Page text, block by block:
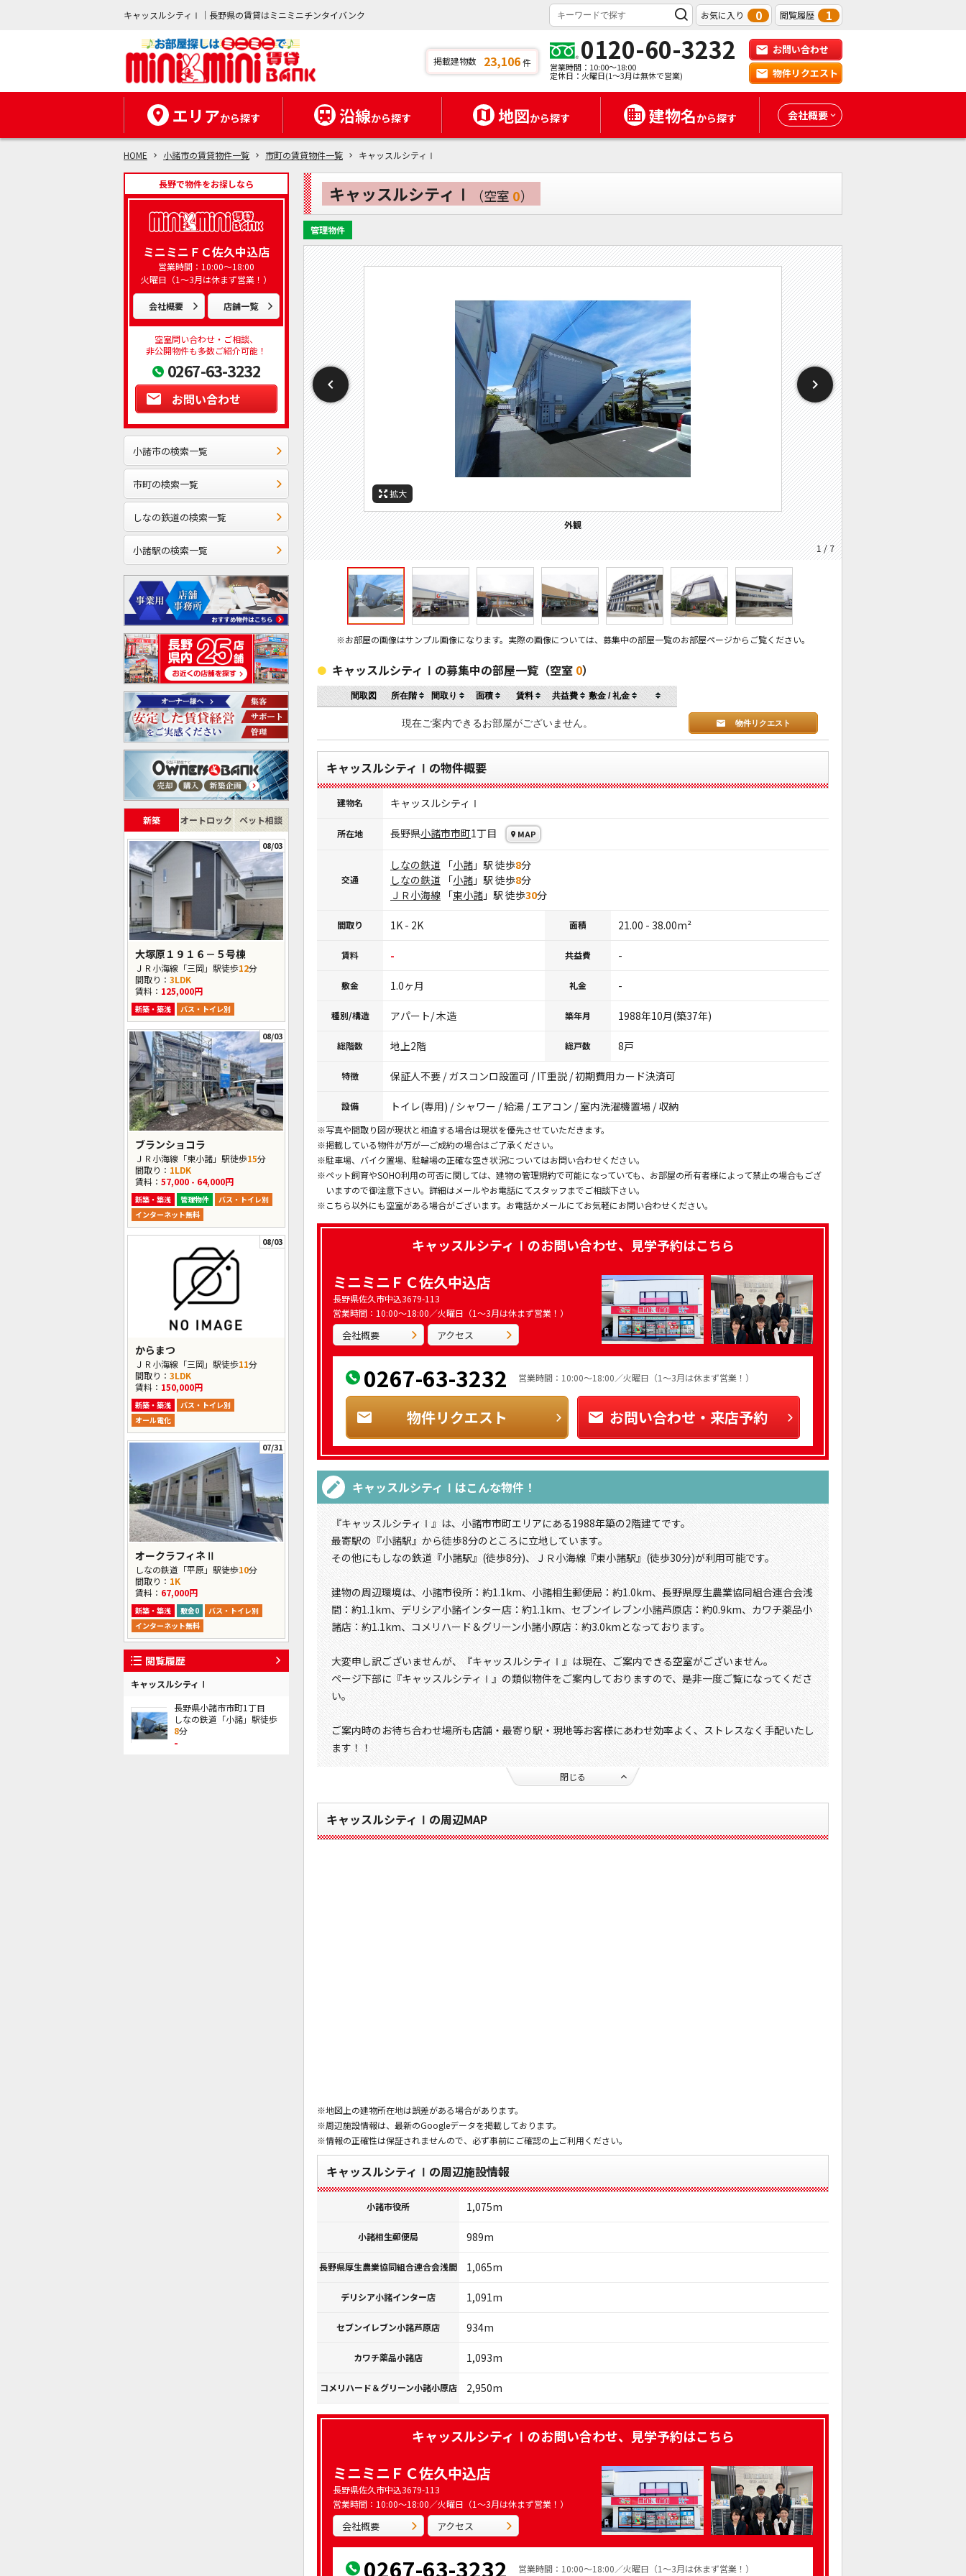
キャッスルシティⅠ｜長野県の賃貸はミニミニチンタイバンク お気に入り 0 閲覧履歴 1
掲載建物数 23,106件 0120-60-3232
営業時間：10:00～18:00
定休日：火曜日(1～3月は無休で営業)
お問い合わせ
物件リクエスト
エリアから探す 沿線から探す 地図から探す 建物名から探す 会社概要
HOME 小諸市の賃貸物件一覧 市町の賃貸物件一覧 キャッスルシティⅠ
長野で物件をお探しなら
ミニミニＦＣ佐久中込店
営業時間：10:00～18:00
火曜日（1～3月は休まず営業！）
会社概要 店舗一覧
空室問い合わせ・ご相談、
非公開物件も多数ご紹介可能！
0267-63-3232
お問い合わせ
小諸市の検索一覧
市町の検索一覧
しなの鉄道の検索一覧
小諸駅の検索一覧
新築 オートロック ペット相談
08/03
大塚原１９１６－５号棟
ＪＲ小海線「三岡」駅徒歩12分
間取り： 3LDK
賃料： 125,000円
新築・築浅 バス・トイレ別
08/03
ブランショコラ
ＪＲ小海線「東小諸」駅徒歩15分
間取り： 1LDK
賃料： 57,000 - 64,000円
新築・築浅 管理物件
バス・トイレ別
インターネット無料
08/03
からまつ
ＪＲ小海線「三岡」駅徒歩11分
間取り： 3LDK
賃料： 150,000円
新築・築浅
バス・トイレ別
オール電化
07/31
オークラフィネⅡ
しなの鉄道「平原」駅徒歩10分
間取り： 1K
賃料： 67,000円
新築・築浅 敷金0
バス・トイレ別
インターネット無料
閲覧履歴
キャッスルシティⅠ
長野県小諸市市町1丁目
しなの鉄道「小諸」駅徒歩
8分
-
キャッスルシティⅠ （空室 0）
管理物件
拡大
外観
1 / 7
拡大
周辺施設：ドラックストア
拡大
周辺施設：コンビニ
拡大
周辺施設：スーパー
拡大
周辺施設：病院
拡大
周辺施設：郵便局
拡大
周辺施設：役所
※お部屋の画像はサンプル画像になります。実際の画像については、募集中の部屋一覧のお部屋ページからご覧ください。
キャッスルシティⅠの募集中の部屋一覧（空室 0）
間取図 所在階 間取り 面積 賃料 共益費 敷金 / 礼金
現在ご案内できるお部屋がございません。 物件リクエスト
キャッスルシティⅠの物件概要
建物名 キャッスルシティⅠ
所在地 長野県小諸市市町1丁目 MAP
交通
しなの鉄道 「小諸 」駅 徒歩8分
しなの鉄道 「小諸 」駅 徒歩8分
ＪＲ小海線 「東小諸 」駅 徒歩30分
間取り 1K - 2K 面積 21.00 - 38.00m²
賃料 - 共益費 -
敷金 1.0ヶ月 礼金 -
種別/構造 アパート/ 木造 築年月 1988年10月(築37年)
総階数 地上2階 総戸数 8戸
特徴 保証人不要 / ガスコンロ設置可 / IT重説 / 初期費用カード決済可
設備 トイレ(専用) / シャワー / 給湯 / エアコン / 室内洗濯機置場 / 収納
※写真や間取り図が現状と相違する場合は現状を優先させていただきます。
※掲載している物件が万が一ご成約の場合はご了承ください。
※駐車場、バイク置場、駐輪場の正確な空き状況についてはお問い合わせください。
※ペット飼育やSOHO利用の可否に関しては、建物の管理規約で可能になっていても、お部屋の所有者様によって禁止の場合もござ
いますので御注意下さい。詳細はメールやお電話にてスタッフまでご相談下さい。
※こちら以外にも空室がある場合がございます。お電話かメールにてお気軽にお問い合わせください。
キャッスルシティⅠ のお問い合わせ、見学予約はこちら
ミニミニＦＣ佐久中込店
長野県佐久市中込3679-113
営業時間：10:00～18:00／火曜日（1～3月は休まず営業！）
会社概要 アクセス
0267-63-3232 営業時間：10:00～18:00／火曜日（1～3月は休まず営業！）
物件リクエスト お問い合わせ・来店予約
キャッスルシティⅠ はこんな物件！
『キャッスルシティⅠ』は、小諸市市町エリアにある1988年築の2階建てです。
最寄駅の『小諸駅』から徒歩8分のところに立地しています。
その他にもしなの鉄道『小諸駅』(徒歩8分)、ＪＲ小海線『東小諸駅』(徒歩30分)が利用可能です。
建物の周辺環境は、小諸市役所：約1.1km、小諸相生郵便局：約1.0km、長野県厚生農業協同組合連合会浅
間：約1.1km、デリシア小諸インター店：約1.1km、セブンイレブン小諸芦原店：約0.9km、カワチ薬品小
諸店：約1.1km、コメリハード＆グリーン小諸小原店：約3.0kmとなっております。
大変申し訳ございませんが、『キャッスルシティⅠ』は現在、ご案内できる空室がございません。
ページ下部に『キャッスルシティⅠ』の類似物件をご案内しておりますので、是非一度ご覧になってくださ
い。
ご案内時のお待ち合わせ場所も店舗・最寄り駅・現地等お客様にあわせ効率よく、ストレスなく手配いたし
ます！！
閉じる
キャッスルシティⅠの周辺MAP
※地図上の建物所在地は誤差がある場合があります。
※周辺施設情報は、最新のGoogleデータを掲載しております。
※情報の正確性は保証されませんので、必ず事前にご確認の上ご利用ください。
キャッスルシティⅠの周辺施設情報
小諸市役所 1,075m
小諸相生郵便局 989m
長野県厚生農業協同組合連合会浅間 1,065m
デリシア小諸インター店 1,091m
セブンイレブン小諸芦原店 934m
カワチ薬品小諸店 1,093m
コメリハード＆グリーン小諸小原店 2,950m
キャッスルシティⅠ のお問い合わせ、見学予約はこちら
ミニミニＦＣ佐久中込店
長野県佐久市中込3679-113
営業時間：10:00～18:00／火曜日（1～3月は休まず営業！）
会社概要 アクセス
0267-63-3232 営業時間：10:00～18:00／火曜日（1～3月は休まず営業！）